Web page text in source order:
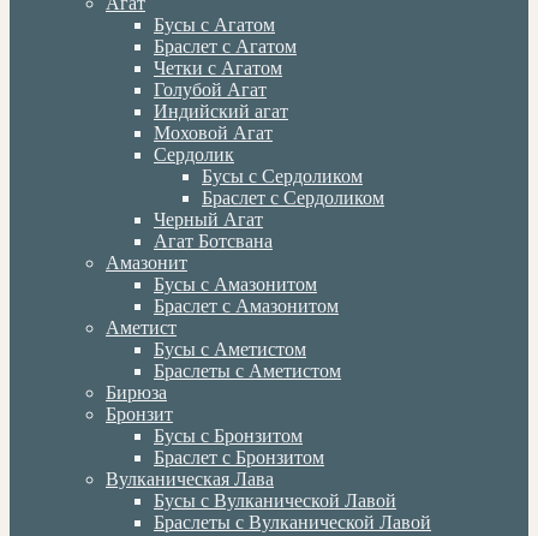
Бусы с Агатом
Браслет с Агатом
Четки с Агатом
Голубой Агат
Индийский агат
Моховой Агат
Сердолик
Бусы с Сердоликом
Браслет с Сердоликом
Черный Агат
Агат Ботсвана
Амазонит
Бусы с Амазонитом
Браслет с Амазонитом
Аметист
Бусы с Аметистом
Браслеты с Аметистом
Бирюза
Бронзит
Бусы с Бронзитом
Браслет с Бронзитом
Вулканическая Лава
Бусы с Вулканической Лавой
Браслеты с Вулканической Лавой